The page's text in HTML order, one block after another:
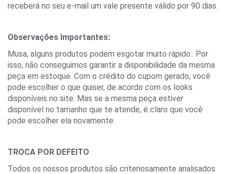
receberá no seu e-mail um vale presente válido por 90 dias.
Observações Importantes:
Musa, alguns produtos podem esgotar muito rápido.. Por
isso, não conseguimos garantir a disponibilidade da mesma
peça em estoque. Com o crédito do cupom gerado, você
pode escolher o que quiser, de acordo com os looks
disponíveis no site. Mas se a mesma peça estiver
disponível no tamanho que te atende, é claro que você
pode escolher ela novamente.
TROCA POR DEFEITO
Todos os nossos produtos são criteriosamente analisados